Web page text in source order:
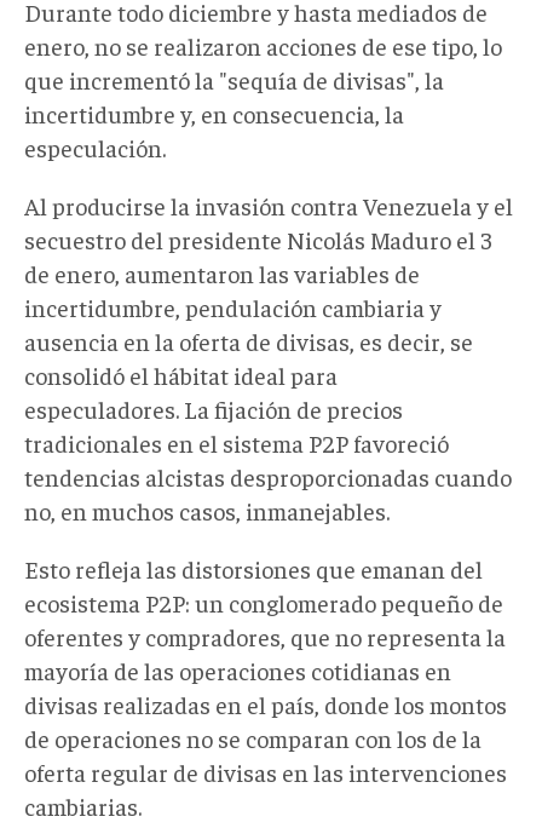
Durante todo diciembre y hasta mediados de
enero, no se realizaron acciones de ese tipo, lo
que incrementó la "sequía de divisas", la
incertidumbre y, en consecuencia, la
especulación.
Al producirse la invasión contra Venezuela y el
secuestro del presidente Nicolás Maduro el 3
de enero, aumentaron las variables de
incertidumbre, pendulación cambiaria y
ausencia en la oferta de divisas, es decir, se
consolidó el hábitat ideal para
especuladores. La fijación de precios
tradicionales en el sistema P2P favoreció
tendencias alcistas desproporcionadas cuando
no, en muchos casos, inmanejables.
Esto refleja las distorsiones que emanan del
ecosistema P2P: un conglomerado pequeño de
oferentes y compradores, que no representa la
mayoría de las operaciones cotidianas en
divisas realizadas en el país, donde los montos
de operaciones no se comparan con los de la
oferta regular de divisas en las intervenciones
cambiarias.